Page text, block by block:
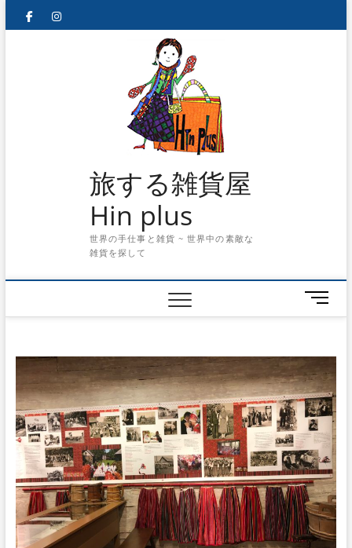
facebookinstagram
旅する雑貨屋
Hin plus
世界の手仕事と雑貨 ~ 世界中の素敵な
雑貨を探して
メ
ニ
ボ
タ
ン